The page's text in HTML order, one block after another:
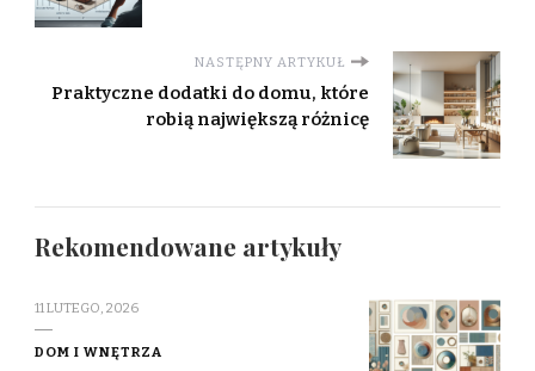
NASTĘPNY ARTYKUŁ
Praktyczne dodatki do domu, które
robią największą różnicę
Rekomendowane artykuły
11 LUTEGO, 2026
DOM I WNĘTRZA